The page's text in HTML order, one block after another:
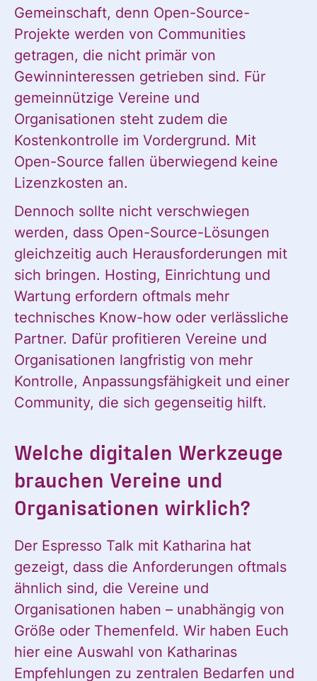
Gemeinschaft, denn Open-Source-
Projekte werden von Communities
getragen, die nicht primär von
Gewinninteressen getrieben sind. Für
gemeinnützige Vereine und
Organisationen steht zudem die
Kostenkontrolle im Vordergrund. Mit
Open-Source fallen überwiegend keine
Lizenzkosten an.
Dennoch sollte nicht verschwiegen
werden, dass Open-Source-Lösungen
gleichzeitig auch Herausforderungen mit
sich bringen. Hosting, Einrichtung und
Wartung erfordern oftmals mehr
technisches Know-how oder verlässliche
Partner. Dafür profitieren Vereine und
Organisationen langfristig von mehr
Kontrolle, Anpassungsfähigkeit und einer
Community, die sich gegenseitig hilft.
Welche digitalen Werkzeuge
brauchen Vereine und
Organisationen wirklich?
Der Espresso Talk mit Katharina hat
gezeigt, dass die Anforderungen oftmals
ähnlich sind, die Vereine und
Organisationen haben – unabhängig von
Größe oder Themenfeld. Wir haben Euch
hier eine Auswahl von Katharinas
Empfehlungen zu zentralen Bedarfen und